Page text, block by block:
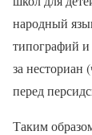
народный
типографий и
за несториан
перед
Таким